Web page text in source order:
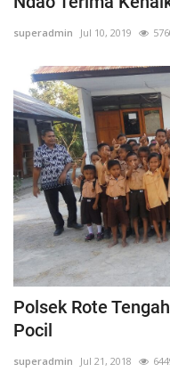
superadmin Jul 10, 2019
Polsek Rote
Pocil
superadmin Jul 21, 2018